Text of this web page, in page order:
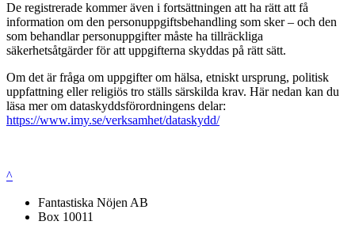
De registrerade kommer även i fortsättningen att ha rätt att få
information om den personuppgiftsbehandling som sker – och den
som behandlar personuppgifter måste ha tillräckliga
säkerhetsåtgärder för att uppgifterna skyddas på rätt sätt.
Om det är fråga om uppgifter om hälsa, etniskt ursprung, politisk
uppfattning eller religiös tro ställs särskilda krav. Här nedan kan du
läsa mer om dataskyddsförordningens delar:
https://www.imy.se/verksamhet/dataskydd/
^
Fantastiska Nöjen AB
Box 10011